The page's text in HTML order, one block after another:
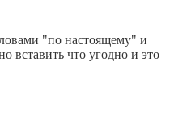
"по настоящему" и
вставить что угодно и это